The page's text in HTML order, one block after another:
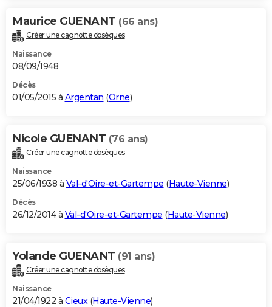
Maurice GUENANT (66 ans)
Créer une cagnotte obsèques
Naissance
08/09/1948
Décès
01/05/2015 à Argentan (Orne)
Nicole GUENANT (76 ans)
Créer une cagnotte obsèques
Naissance
25/06/1938 à Val-d'Oire-et-Gartempe (Haute-Vienne)
Décès
26/12/2014 à Val-d'Oire-et-Gartempe (Haute-Vienne)
Yolande GUENANT (91 ans)
Créer une cagnotte obsèques
Naissance
21/04/1922 à Cieux (Haute-Vienne)